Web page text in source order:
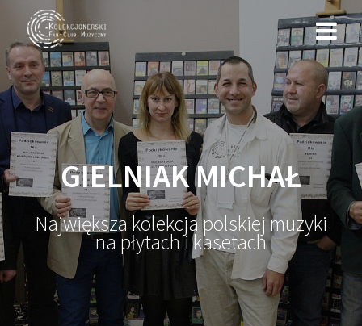
GIELNIAK MICHAŁ
Największa kolekcja polskiej muzyki
na płytach i kasetach